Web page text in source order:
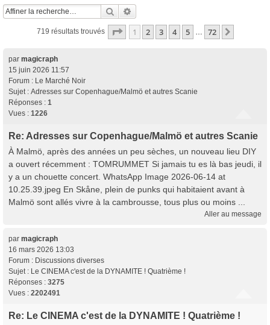
Rechercher
719 résultats trouvés Page 1sur72
1 2 3 4 5 … 72
par magicraph
15 juin 2026 11:57
Forum : Le Marché Noir
Sujet : Adresses sur Copenhague/Malmö et autres Scanie
Réponses : 1
Vues : 1226
Re: Adresses sur Copenhague/Malmö et autres Scanie
À Malmö, après des années un peu sèches, un nouveau lieu DIY
a ouvert récemment : TOMRUMMET Si jamais tu es là bas jeudi, il
y a un chouette concert. WhatsApp Image 2026-06-14 at
10.25.39.jpeg En Skåne, plein de punks qui habitaient avant à
Malmö sont allés vivre à la cambrousse, tous plus ou moins ...
Aller au message
par magicraph
16 mars 2026 13:03
Forum : Discussions diverses
Sujet : Le CINEMA c'est de la DYNAMITE ! Quatrième !
Réponses : 3275
Vues : 2202491
Re: Le CINEMA c'est de la DYNAMITE ! Quatrième !